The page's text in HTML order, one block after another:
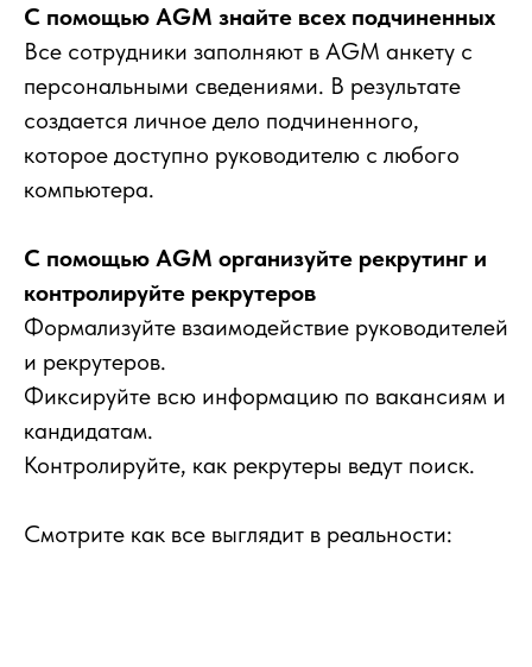
С помощью AGM знайте всех подчиненных
Все сотрудники заполняют в AGM анкету с
персональными сведениями. В результате
создается личное дело подчиненного,
которое доступно руководителю с любого
компьютера.
С помощью AGM организуйте рекрутинг и
контролируйте рекрутеров
Формализуйте взаимодействие руководителей
и рекрутеров.
Фиксируйте всю информацию по вакансиям и
кандидатам.
Контролируйте, как рекрутеры ведут поиск.
Смотрите как все выглядит в реальности: